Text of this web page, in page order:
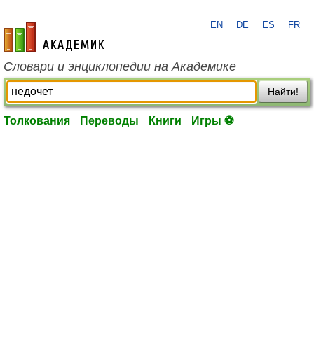
academic.ru
EN DE ES FR
Словари и энциклопедии на Академике
Найти!
Толкования Переводы Книги Игры ⚽